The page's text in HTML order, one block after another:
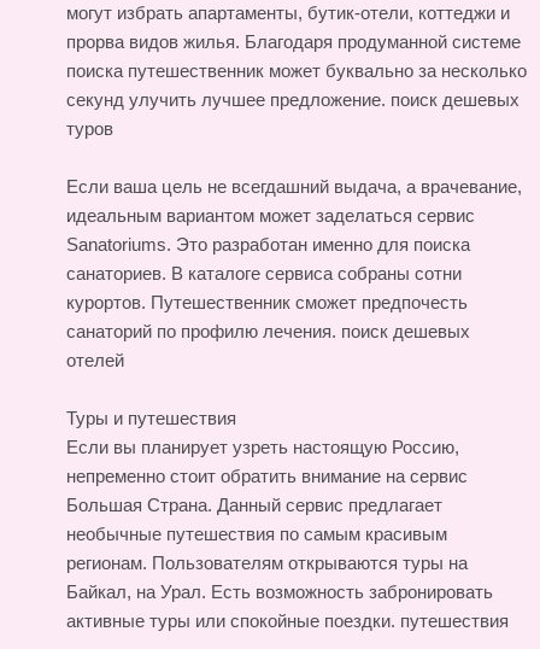
могут избрать апартаменты, бутик-отели, коттеджи и
прорва видов жилья. Благодаря продуманной системе
поиска путешественник может буквально за несколько
секунд улучить лучшее предложение. поиск дешевых
туров
Если ваша цель не всегдашний выдача, а врачевание,
идеальным вариантом может заделаться сервис
Sanatoriums. Это разработан именно для поиска
санаториев. В каталоге сервиса собраны сотни
курортов. Путешественник сможет предпочесть
санаторий по профилю лечения. поиск дешевых
отелей
Туры и путешествия
Если вы планирует узреть настоящую Россию,
непременно стоит обратить внимание на сервис
Большая Страна. Данный сервис предлагает
необычные путешествия по самым красивым
регионам. Пользователям открываются туры на
Байкал, на Урал. Есть возможность забронировать
активные туры или спокойные поездки. путешествия